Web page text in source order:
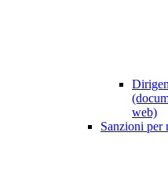
web)
Sanzioni per